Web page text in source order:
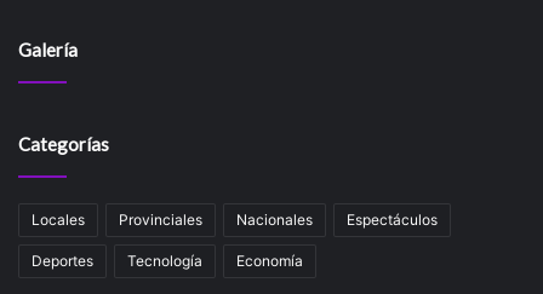
Galería
Categorías
Locales Provinciales Nacionales Espectáculos
Deportes Tecnología Economía